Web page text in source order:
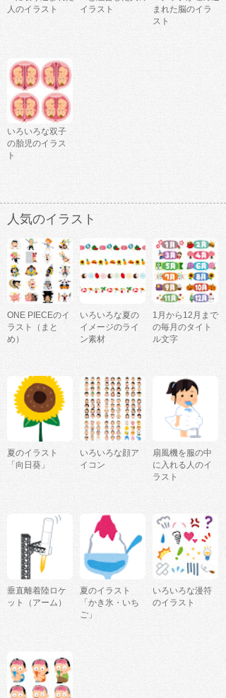
人のイラスト
イラスト
まれた脳のイラ
スト
いろいろな双子
の胎児のイラス
ト
人気のイラスト
ONE PIECEのイ
ラスト（まと
め）
いろいろな夏の
イメージのライ
ン素材
1月から12月まで
の毎月のタイト
ル文字
夏のイラスト
「向日葵」
いろいろな顔ア
イコン
扇風機を服の中
に入れる人のイ
ラスト
垂直離着陸ロケ
ット（アーム）
夏のイラスト
「かき氷・いち
ご」
いろいろな漫符
のイラスト